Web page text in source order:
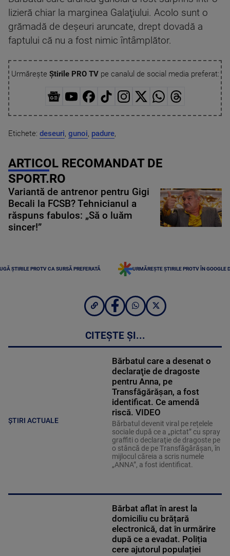
lizieră chiar la marginea Galaţiului. Acolo sunt o
grămadă de deşeuri aruncate, drept dovadă a
faptului că nu a fost nimic întâmplător.
Urmărește Știrile PRO TVpe canalul de social media preferat:
Etichete: deseuri, gunoi, padure,
ARTICOL RECOMANDAT DE
SPORT.RO
Variantă de antrenor pentru Gigi
Becali la FCSB? Tehnicianul a
răspuns fabulos: „Să o luăm
sincer!”
ȘTIRILE PROTV CA SURSĂ PREFERATĂ URMĂREȘTE ȘTIRILE PROTV ÎN GOOGLE
CITEȘTE ȘI...
ȘTIRI ACTUALE
Bărbatul care a desenat o
declaraţie de dragoste
pentru Anna, pe
Transfăgărăşan, a fost
identificat. Ce amendă
riscă. VIDEO
Bărbatul devenit viral pe rețelele
sociale după ce a „pictat” cu spray
graffiti o declaraţie de dragoste pe
o stâncă de pe Transfăgărăşan, în
mijlocul căreia a scris numele
„ANNA”, a fost identificat.
Bărbat aflat în arest la
domiciliu cu brățară
electronică, dat în urmărire
după ce a evadat. Poliția
cere ajutorul populației